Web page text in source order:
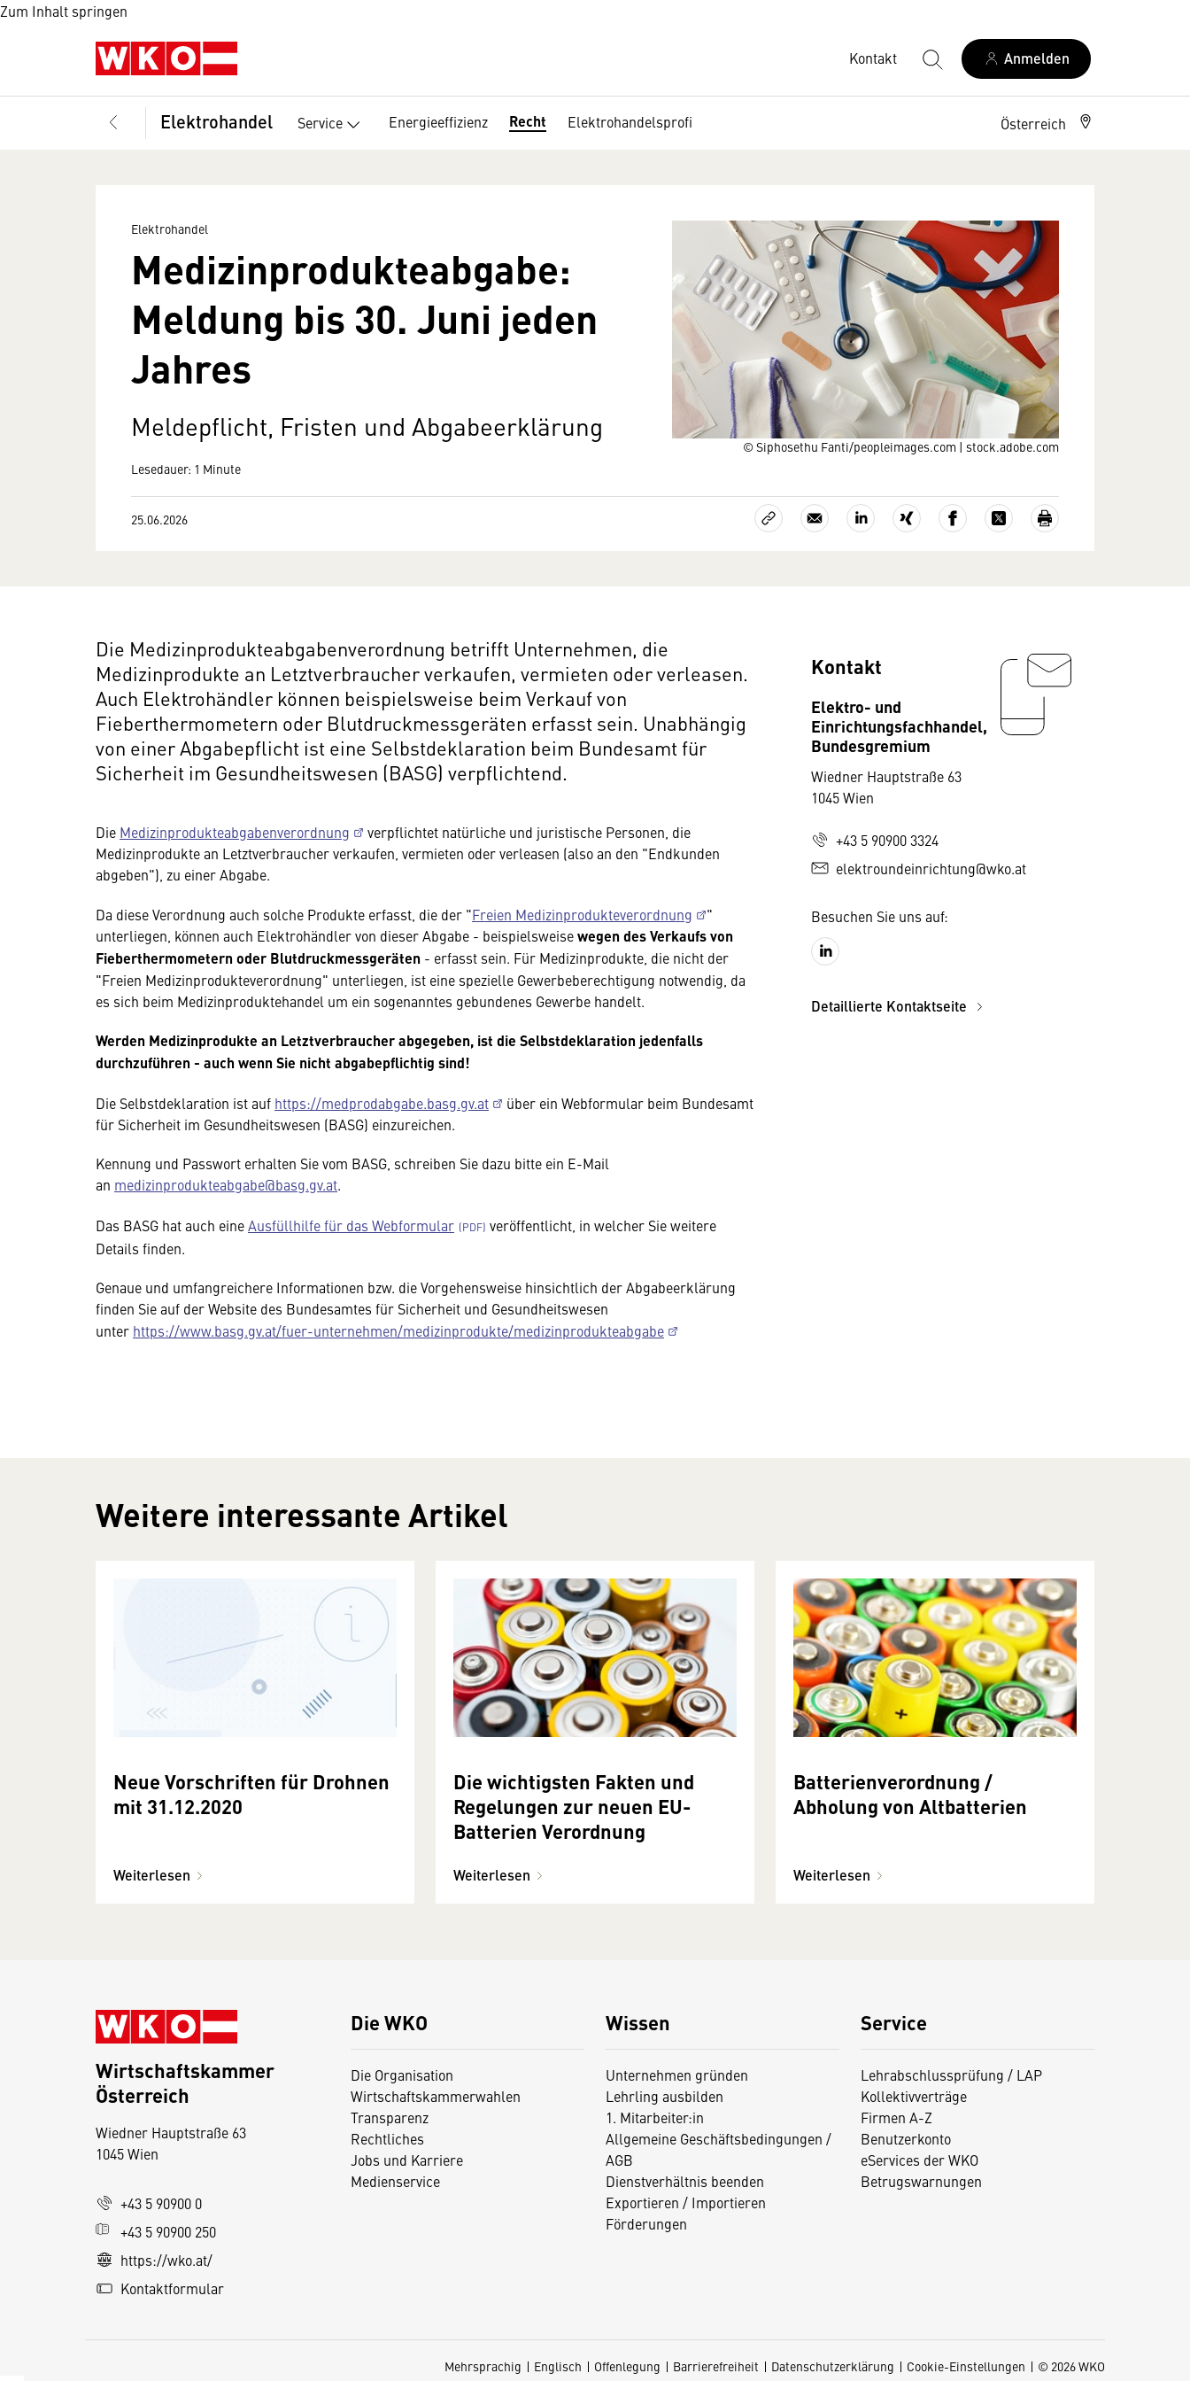
Zum Inhalt springen
Kontakt Anmelden
Elektrohandel Service Energieeffizienz Recht Elektrohandelsprofi Österreich
© Siphosethu Fanti/peopleimages.com | stock.adobe.com
Elektrohandel
Medizinprodukteabgabe:
Meldung bis 30. Juni jeden
Jahres
Meldepflicht, Fristen und Abgabeerklärung
Lesedauer: 1 Minute
25.06.2026
Die Medizinprodukteabgabenverordnung betrifft Unternehmen, die
Medizinprodukte an Letztverbraucher verkaufen, vermieten oder verleasen.
Auch Elektrohändler können beispielsweise beim Verkauf von
Fieberthermometern oder Blutdruckmessgeräten erfasst sein. Unabhängig
von einer Abgabepflicht ist eine Selbstdeklaration beim Bundesamt für
Sicherheit im Gesundheitswesen (BASG) verpflichtend.
Die Medizinprodukteabgabenverordnung
verpflichtet natürliche und juristische Personen, die
Medizinprodukte an Letztverbraucher verkaufen, vermieten oder verleasen (also an den "Endkunden
abgeben"), zu einer Abgabe.
Da diese Verordnung auch solche Produkte erfasst, die der "Freien Medizinprodukteverordnung
"
unterliegen, können auch Elektrohändler von dieser Abgabe - beispielsweisewegen des Verkaufs von
Fieberthermometern oder Blutdruckmessgeräten - erfasst sein. Für Medizinprodukte, die nicht der
"Freien Medizinprodukteverordnung" unterliegen, ist eine spezielle Gewerbeberechtigung notwendig, da
es sich beim Medizinproduktehandel um ein sogenanntes gebundenes Gewerbe handelt.
Werden Medizinprodukte an Letztverbraucher abgegeben, ist die Selbstdeklaration jedenfalls
durchzuführen - auch wenn Sie nicht abgabepflichtig sind!
Die Selbstdeklaration ist auf https://medprodabgabe.basg.gv.at
über ein Webformular beim Bundesamt
für Sicherheit im Gesundheitswesen (BASG) einzureichen.
Kennung und Passwort erhalten Sie vom BASG, schreiben Sie dazu bitte ein E-Mail
an medizinprodukteabgabe@basg.gv.at.
Das BASG hat auch eineAusfüllhilfe für das Webformular
veröffentlicht, in welcher Sie weitere
Details finden.
Genaue und umfangreichere Informationen bzw. die Vorgehensweise hinsichtlich der Abgabeerklärung
finden Sie auf der Website des Bundesamtes für Sicherheit und Gesundheitswesen
unter https://www.basg.gv.at/fuer-unternehmen/medizinprodukte/medizinprodukteabgabe
Kontakt
Elektro- und
Einrichtungsfachhandel,
Bundesgremium
Wiedner Hauptstraße 63
1045 Wien
+43 5 90900 3324
elektroundeinrichtung@wko.at
Besuchen Sie uns auf:
Detaillierte Kontaktseite
Weitere interessante Artikel
Neue Vorschriften für Drohnen
mit 31.12.2020
Weiterlesen
Die wichtigsten Fakten und
Regelungen zur neuen EU-
Batterien Verordnung
Weiterlesen
Batterienverordnung /
Abholung von Altbatterien
Weiterlesen
Die WKO
Die Organisation
Wirtschaftskammerwahlen
Transparenz
Rechtliches
Jobs und Karriere
Medienservice
Wissen
Unternehmen gründen
Lehrling ausbilden
1. Mitarbeiter:in
Allgemeine Geschäftsbedingungen /
AGB
Dienstverhältnis beenden
Exportieren / Importieren
Förderungen
Service
Lehrabschlussprüfung / LAP
Kollektivverträge
Firmen A-Z
Benutzerkonto
eServices der WKO
Betrugswarnungen
Wirtschaftskammer
Österreich
Wiedner Hauptstraße 63
1045 Wien
+43 5 90900 0
+43 5 90900 250
https://wko.at/
Kontaktformular
Mehrsprachig Englisch Offenlegung Barrierefreiheit Datenschutzerklärung Cookie-Einstellungen © 2026 WKO